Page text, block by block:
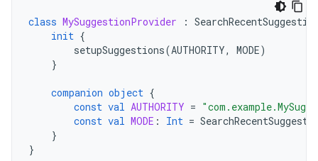
class MySuggestionProvider :
init {
setupSuggestions(AUTHORITY, MODE)
}
companion object {
const val AUTHORITY =
const val MODE : Int =
}
}